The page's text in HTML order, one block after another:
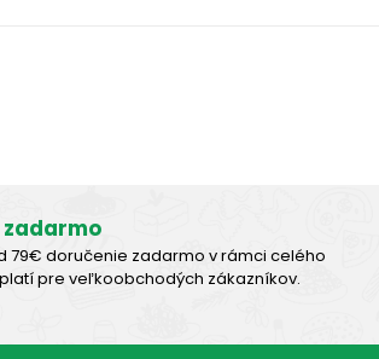
zadarmo
79€ doručenie zadarmo v rámci celého
pre veľkoobchodých zákazníkov.